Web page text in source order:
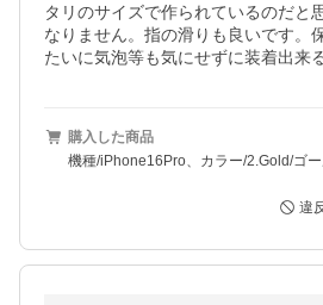
タリのサイズで作られているのだと
なりません。指の滑りも良いです。
購入した商品
機種/iPhone16Pro、カラー/2.Gold/ゴ
違